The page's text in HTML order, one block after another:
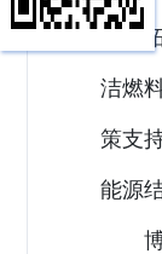
时开
洁燃
策支
能源